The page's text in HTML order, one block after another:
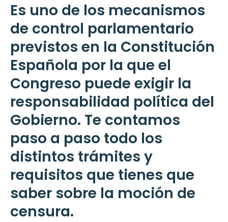
Es uno de los mecanismos
de control parlamentario
previstos en la Constitución
Española por la que el
Congreso puede exigir la
responsabilidad política del
Gobierno. Te contamos
paso a paso todo los
distintos trámites y
requisitos que tienes que
saber sobre la moción de
censura.